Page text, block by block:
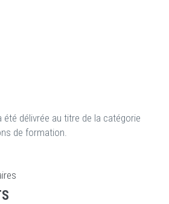
délivrée au titre de la catégorie
de formation.